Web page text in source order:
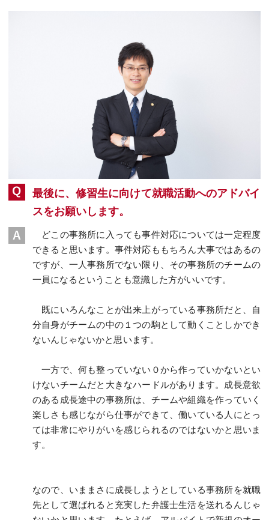
最後に、修習生に向けて就職活動へのアドバイ
スをお願いします。
どこの事務所に入っても事件対応については一定程度
できると思います。事件対応ももちろん大事ではあるの
ですが、一人事務所でない限り、その事務所のチームの
一員になるということも意識した方がいいです。
既にいろんなことが出来上がっている事務所だと、自
分自身がチームの中の１つの駒として動くことしかでき
ないんじゃないかと思います。
一方で、何も整っていない０から作っていかないとい
けないチームだと大きなハードルがあります。成長意欲
のある成長途中の事務所は、チームや組織を作っていく
楽しさも感じながら仕事ができて、働いている人にとっ
ては非常にやりがいを感じられるのではないかと思いま
す。
なので、いままさに成長しようとしている事務所を就職
先として選ばれると充実した弁護士生活を送れるんじゃ